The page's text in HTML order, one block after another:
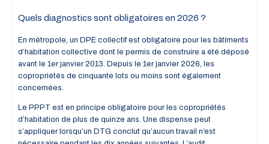
Quels diagnostics sont obligatoires en 2026 ?
En métropole, un DPE collectif est obligatoire pour les bâtiments
d’habitation collective dont le permis de construire a été déposé
avant le 1er janvier 2013. Depuis le 1er janvier 2026, les
copropriétés de cinquante lots ou moins sont également
concernées.
Le PPPT est en principe obligatoire pour les copropriétés
d’habitation de plus de quinze ans. Une dispense peut
s’appliquer lorsqu’un DTG conclut qu’aucun travail n’est